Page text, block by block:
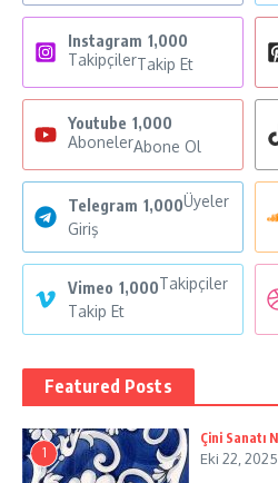
Instagram 1,000
TakipçilerTakip Et
Youtube 1,000
AbonelerAbone Ol
Telegram 1,000Üyeler
Giriş
Vimeo 1,000Takipçiler
Takip Et
Featured Posts
1
Çini Sanatı
Eki 22, 2025